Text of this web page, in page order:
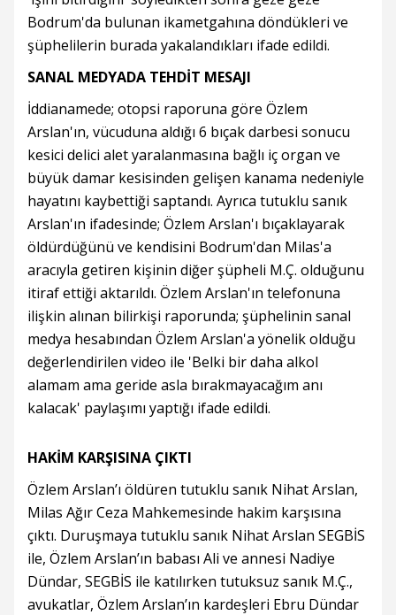
Bodrum'da bulunan ikametgahına döndükleri ve
şüphelilerin burada yakalandıkları ifade edildi.
SANAL MEDYADA TEHDİT MESAJI
İddianamede; otopsi raporuna göre Özlem
Arslan'ın, vücuduna aldığı 6 bıçak darbesi sonucu
kesici delici alet yaralanmasına bağlı iç organ ve
büyük damar kesisinden gelişen kanama nedeniyle
hayatını kaybettiği saptandı. Ayrıca tutuklu sanık
Arslan'ın ifadesinde; Özlem Arslan'ı bıçaklayarak
öldürdüğünü ve kendisini Bodrum'dan Milas'a
aracıyla getiren kişinin diğer şüpheli M.Ç. olduğunu
itiraf ettiği aktarıldı. Özlem Arslan'ın telefonuna
ilişkin alınan bilirkişi raporunda; şüphelinin sanal
medya hesabından Özlem Arslan'a yönelik olduğu
değerlendirilen video ile 'Belki bir daha alkol
alamam ama geride asla bırakmayacağım anı
kalacak' paylaşımı yaptığı ifade edildi.
HAKİM KARŞISINA ÇIKTI
Özlem Arslan’ı öldüren tutuklu sanık Nihat Arslan,
Milas Ağır Ceza Mahkemesinde hakim karşısına
çıktı. Duruşmaya tutuklu sanık Nihat Arslan SEGBİS
ile, Özlem Arslan’ın babası Ali ve annesi Nadiye
Dündar, SEGBİS ile katılırken tutuksuz sanık M.Ç.,
avukatlar, Özlem Arslan’ın kardeşleri Ebru Dündar